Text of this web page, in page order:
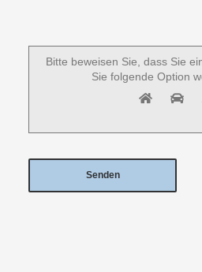
Bitte beweisen Sie, dass Sie
Sie folgende Option